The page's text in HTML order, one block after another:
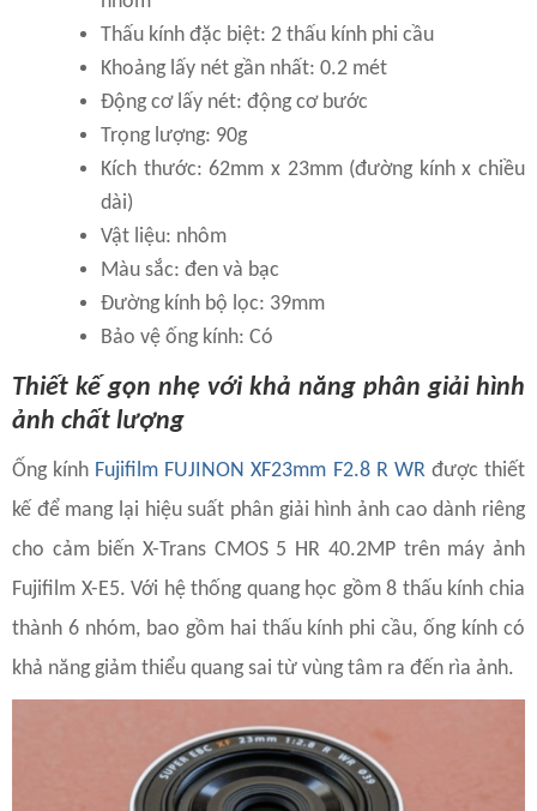
Thấu kính đặc biệt: 2 thấu kính phi cầu
Khoảng lấy nét gần nhất: 0.2 mét
Động cơ lấy nét: động cơ bước
Trọng lượng: 90g
Kích thước: 62mm x 23mm (đường kính x chiều
dài)
Vật liệu: nhôm
Màu sắc: đen và bạc
Đường kính bộ lọc: 39mm
Bảo vệ ống kính: Có
Thiết kế gọn nhẹ với khả năng phân giải hình
ảnh chất lượng
Ống kính Fujifilm FUJINON XF23mm F2.8 R WRđược thiết
kế để mang lại hiệu suất phân giải hình ảnh cao dành riêng
cho cảm biến X-Trans CMOS 5 HR 40.2MP trên máy ảnh
Fujifilm X-E5. Với hệ thống quang học gồm 8 thấu kính chia
thành 6 nhóm, bao gồm hai thấu kính phi cầu, ống kính có
khả năng giảm thiểu quang sai từ vùng tâm ra đến rìa ảnh.